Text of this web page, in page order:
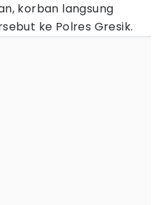
korban langsung
ke Polres Gresik.